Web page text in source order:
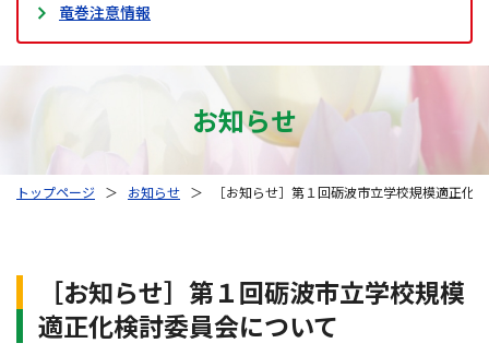
竜巻注意情報
お知らせ
トップページ ＞ お知らせ ＞ ［お知らせ］第１回砺波市立学校規模適正化
［お知らせ］第１回砺波市立学校規模
適正化検討委員会について